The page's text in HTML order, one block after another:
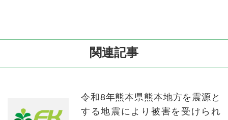
関連記事
令和8年熊本県熊本地方を震源と
する地震により被害を受けられ